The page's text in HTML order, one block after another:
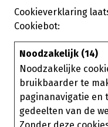
Cookieverklaring
Cookiebot:
Noodzakelijk (14)
Noodzakelijke
bruikbaarder te
paginanavigatie en
gedeelten van de